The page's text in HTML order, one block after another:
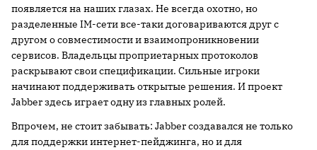
появляется на наших глазах. Не всегда охотно, но
разделенные IM-сети все-таки договариваются друг с
другом о совместимости и взаимопроникновении
сервисов. Владельцы проприетарных протоколов
раскрывают свои спецификации. Сильные игроки
начинают поддерживать открытые решения. И проект
Jabber здесь играет одну из главных ролей.
Впрочем, не стоит забывать: Jabber создавался не только
для поддержки интернет-пейджинга, но и для